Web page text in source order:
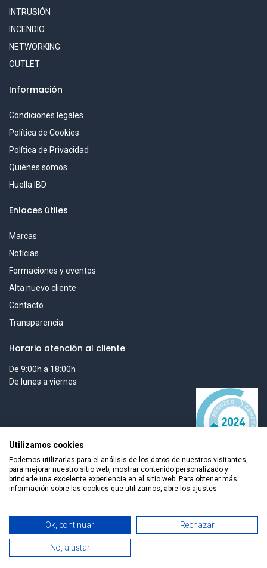
INTRUSIÓN
INCENDIO
NETWORKING
OUTLET
Información
Condiciones legales
Política de Cookies
Política de Privacidad
Quiénes somos
Huella IBD
Enlaces útiles
Marcas
Notícias
Formaciones y eventos
Alta nuevo cliente
Contacto
Transparencia
Horario atención al cliente
De 9:00h a 18:00h
De lunes a viernes
Todos los derechos reservados © 2026 Smart Tech Ibd Global
Solutions, S.L.
Español
Utilizamos cookies
Podemos utilizarlas para el análisis de los datos de nuestros visitantes,
para mejorar nuestro sitio web, mostrar contenido personalizado y
brindarle una excelente experiencia en el sitio web. Para obtener más
información sobre las cookies que utilizamos, abre los ajustes.
Ok, continuar Rechazar
No, ajustar